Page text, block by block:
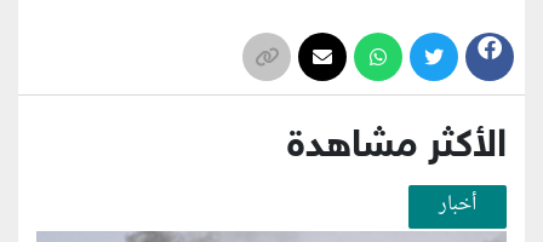
الأكثر مشاهدة
أخبار